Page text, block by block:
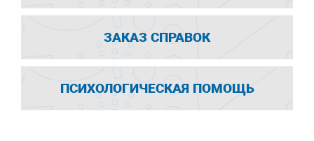
ЗАКАЗ СПРАВОК
ПСИХОЛОГИЧЕСКАЯ ПОМОЩЬ